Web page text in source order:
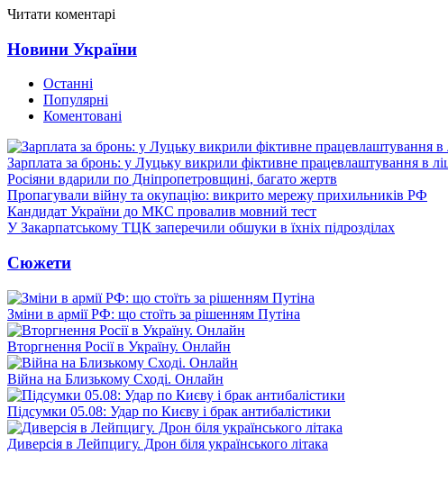
Читати коментарі
Новини України
Останні
Популярні
Коментовані
Зарплата за бронь: у Луцьку викрили фіктивне працевлаштування в
Росіяни вдарили по Дніпропетровщині, багато жертв
Пропагували війну та окупацію: викрито мережу прихильників РФ
Кандидат України до МКС провалив мовний тест
У Закарпатському ТЦК заперечили обшуки в їхніх підрозділах
Сюжети
Зміни в армії РФ: що стоїть за рішенням Путіна
Вторгнення Росії в Україну. Онлайн
Війна на Близькому Сході. Онлайн
Підсумки 05.08: Удар по Києву і брак антибалістики
Диверсія в Лейпцигу. Дрон біля українського літака